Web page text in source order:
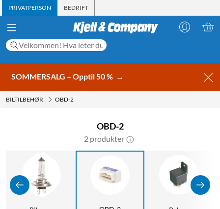
PRIVATPERSON BEDRIFT
SOMMERSALG – Opptil 50 % →
BILTILBEHØR OBD-2
OBD-2
2 produkter